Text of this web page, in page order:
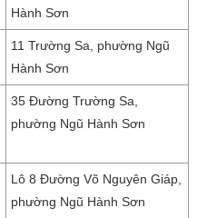
Hành Sơn
11 Trường Sa, phường Ngũ
Hành Sơn
35 Đường Trường Sa,
phường Ngũ Hành Sơn
Lô 8 Đường Võ Nguyên Giáp,
phường Ngũ Hành Sơn